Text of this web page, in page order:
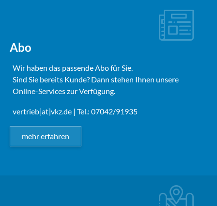
Abo
Wir haben das passende Abo für Sie.
Sind Sie bereits Kunde? Dann stehen Ihnen unsere
Online-Services zur Verfügung.
vertrieb[at]vkz.de | Tel.: 07042/91935
mehr erfahren